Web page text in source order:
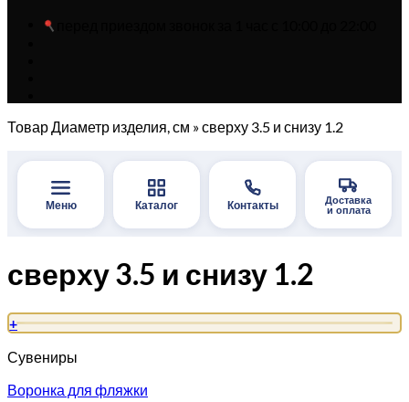
Товар Диаметр изделия, см »сверху 3.5 и снизу 1.2
Меню Каталог Контакты
Доставка
и оплата
сверху 3.5 и снизу 1.2
+
Сувениры
Воронка для фляжки